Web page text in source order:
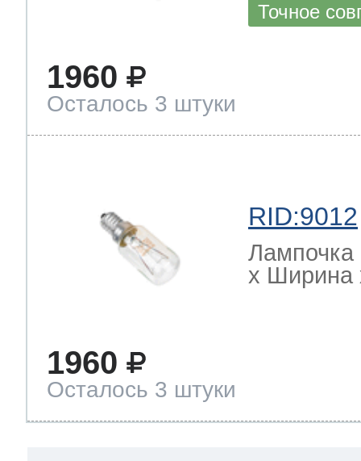
Точное
1960
Осталось 3 штуки
RID:9012
Лампочка
х Ширина
1960
Осталось 3 штуки